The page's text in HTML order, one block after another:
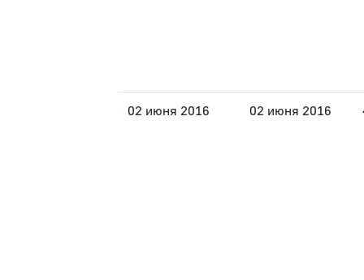
02 июня 2016 02 июня 2016